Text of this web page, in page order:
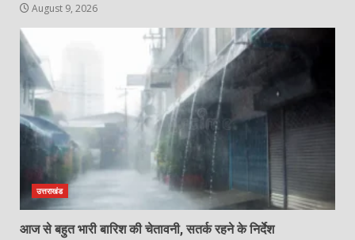
August 9, 2026
उत्तराखंड
आज से बहुत भारी बारिश की चेतावनी, सतर्क रहने के निर्देश